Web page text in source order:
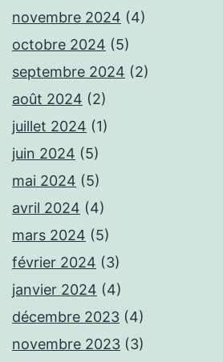
novembre 2024 (4)
octobre 2024 (5)
septembre 2024 (2)
août 2024 (2)
juillet 2024 (1)
juin 2024 (5)
mai 2024 (5)
avril 2024 (4)
mars 2024 (5)
février 2024 (3)
janvier 2024 (4)
décembre 2023 (4)
novembre 2023 (3)